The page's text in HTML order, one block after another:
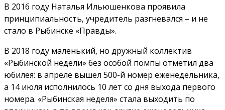
В 2016 году Наталья Ильюшенкова проявила
принципиальность, учредитель разгневался – и не
стало в Рыбинске «Правды».
В 2018 году маленький, но дружный коллектив
«Рыбинской недели» без особой помпы отметил два
юбилея: в апреле вышел 500-й номер еженедельника,
а 14 июля исполнилось 10 лет со дня выхода первого
номера. «Рыбинская неделя» стала выходить по